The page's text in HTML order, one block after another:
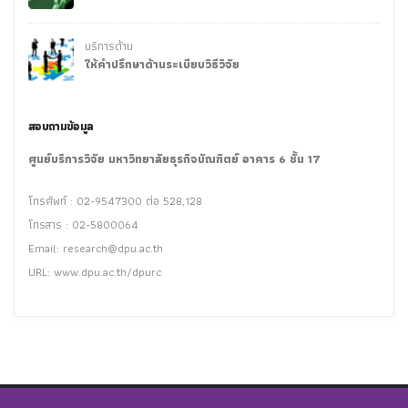
บริการด้าน
ให้คำปรึกษาด้านระเบียบวิธีวิจัย
สอบถามข้อมูล
ศูนย์บริการวิจัย มหาวิทยาลัยธุรกิจบัณฑิตย์ อาคาร 6 ชั้น 17
โทรศัพท์ : 02-9547300 ต่อ 528,128
โทรสาร : 02-5800064
Email: research@dpu.ac.th
URL: www.dpu.ac.th/dpurc